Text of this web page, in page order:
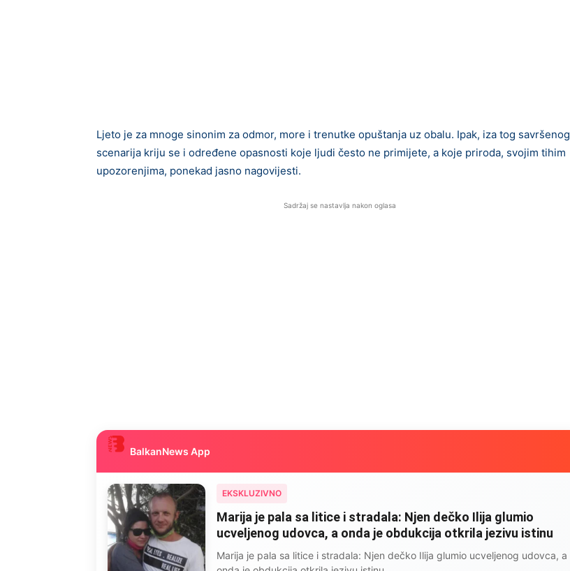
Ljeto je za mnoge sinonim za odmor, more i trenutke opuštanja uz obalu. Ipak, iza tog savršenog
scenarija kriju se i određene opasnosti koje ljudi često ne primijete, a koje priroda, svojim tihim
upozorenjima, ponekad jasno nagovijesti.
Sadržaj se nastavlja nakon oglasa
BalkanNews App
EKSKLUZIVNO
Marija je pala sa litice i stradala: Njen dečko Ilija glumio
ucveljenog udovca, a onda je obdukcija otkrila jezivu istinu
Marija je pala sa litice i stradala: Njen dečko Ilija glumio ucveljenog udovca, a